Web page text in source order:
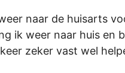
naar de huisarts
ik weer naar huis en
zeker vast wel